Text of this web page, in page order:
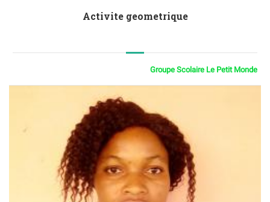
Activite geometrique
Groupe Scolaire Le Petit Monde